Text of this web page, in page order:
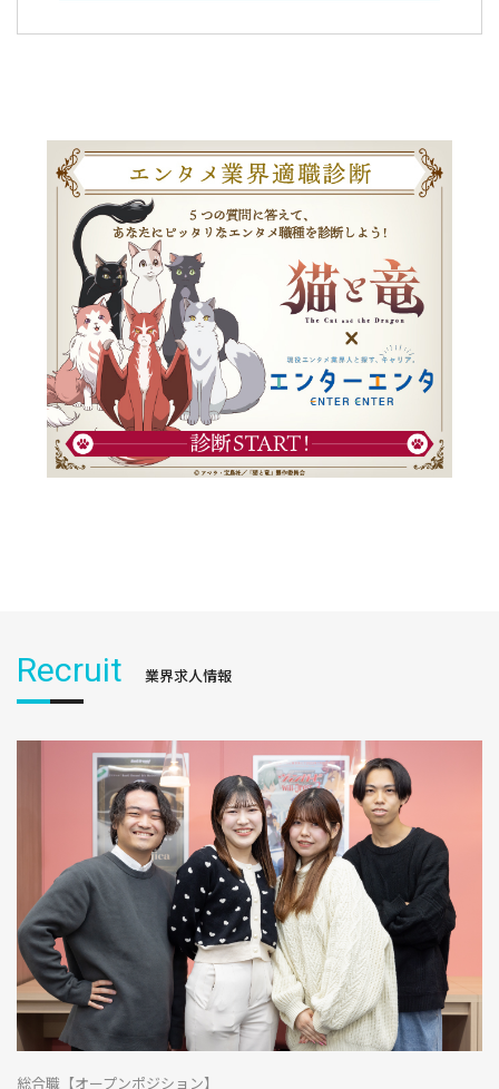
Recruit 業界求人情報
総合職【オープンポジション】